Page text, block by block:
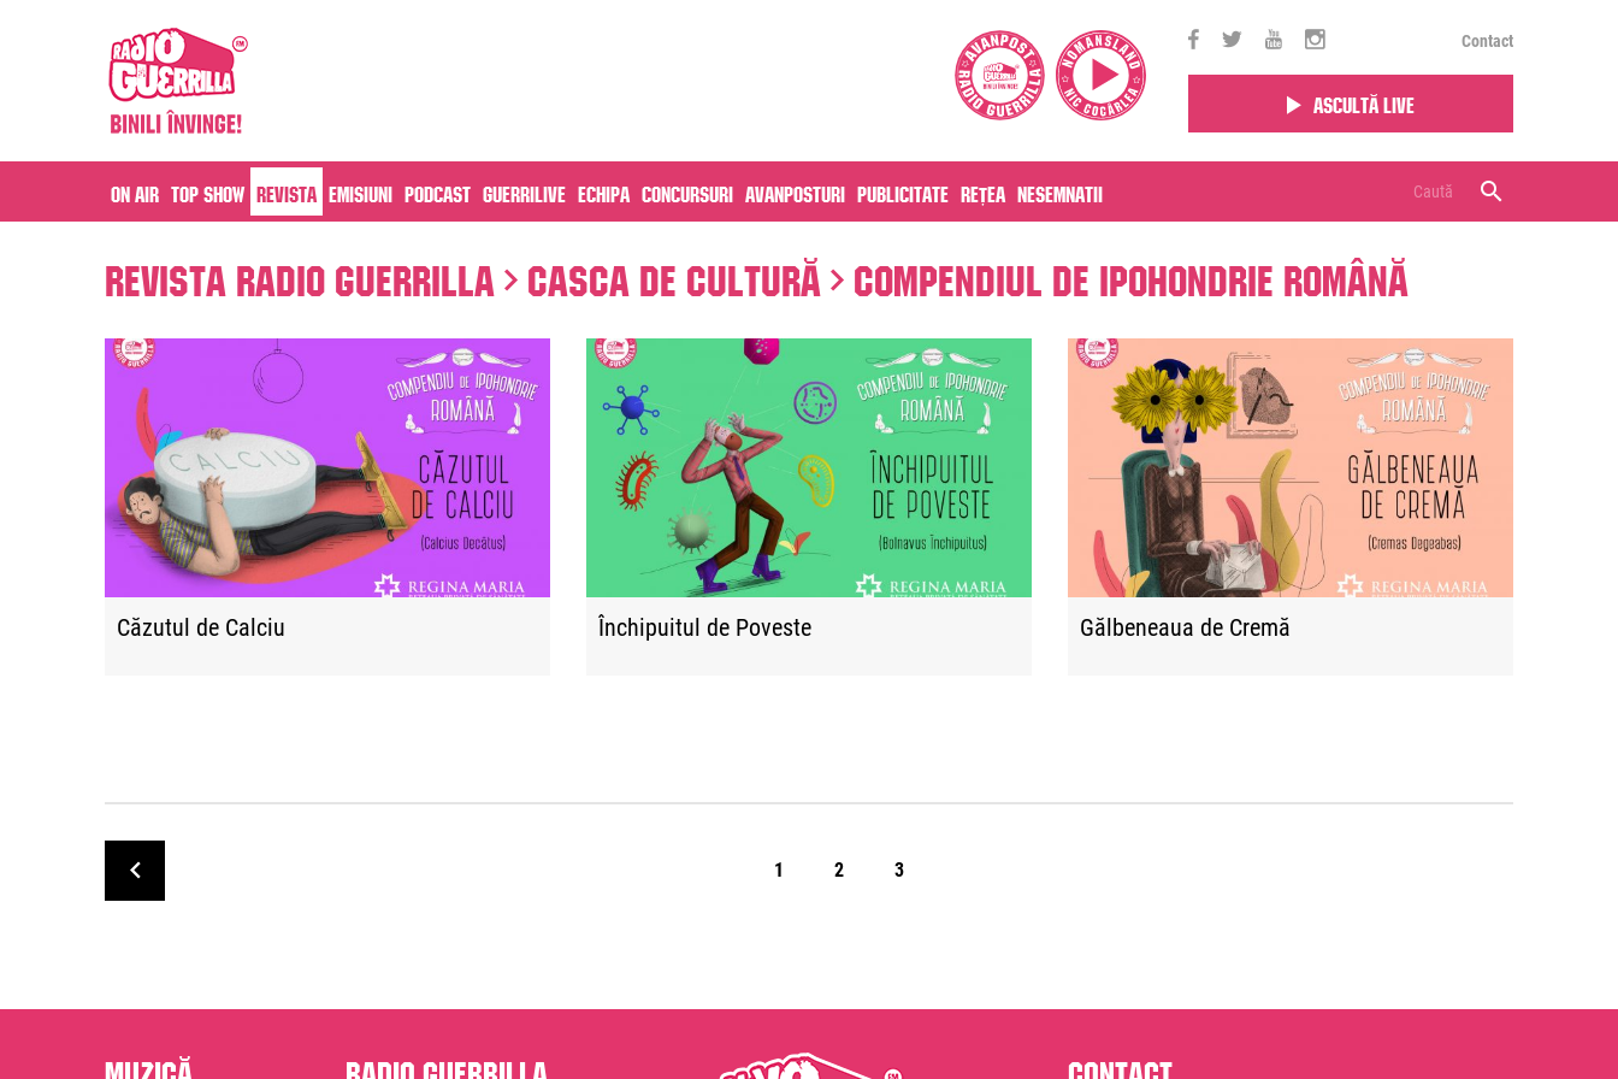
Contact
Ascultă live
On air Top Show Revista Emisiuni Podcast Guerrilive Echipa Concursuri Avanposturi Publicitate Rețea Nesemnatii
Revista Radio Guerrilla Casca de cultură Compendiul de Ipohondrie Română
Căzutul de Calciu Închipuitul de Poveste Gălbeneaua de Cremă
1 2 3
Muzică Radio Guerrilla Contact